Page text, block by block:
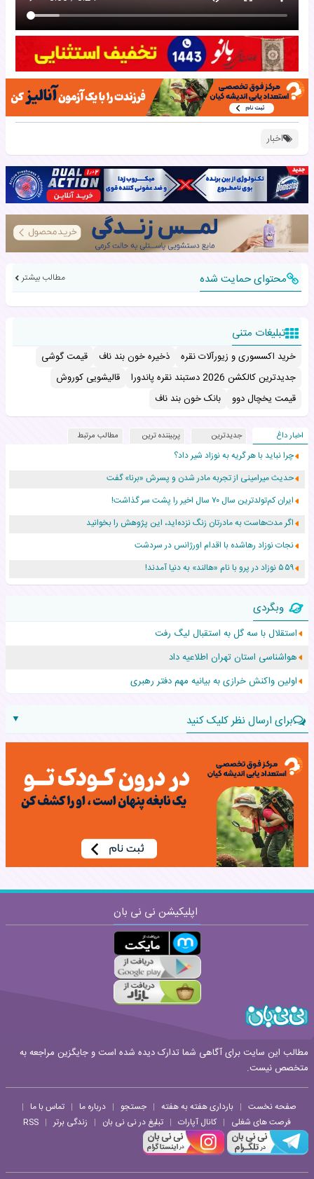
اخبار
محتوای حمایت شده مطالب بیشتر
تبلیغات متنی
خرید اکسسوری و زیورآلات نقره ذخیره خون بند ناف
قیمت گوشی
جدیدترین کالکشن 2026 دستبند نقره پاندورا
قالیشویی کوروش
قیمت یخچال دوو
بانک خون بند ناف
اخبار داغ جدیدترین پربیننده ترین مطالب مرتبط
چرا نباید با هر گریه به نوزاد شیر داد؟
حدیث میرامینی از تجربه مادر شدن و پسرش «برنا» گفت
ایران کم‌تولدترین سال ۷۰ سال اخیر را پشت سر گذاشت!
اگر مدت‌هاست به مادرتان زنگ نزده‌اید، این پژوهش را بخوانید
نجات نوزاد رهاشده با اقدام اورژانس در سردشت
۵۵۹ نوزاد در پرو با نام «هالند» به دنیا آمدند!
زن ۲۴ ساله پس از درمان سرطان رحم، مادر شد
افزایش قد این دختر، چند میلیون دلار برای پدرش خرج داشته
حرکت غیرقانونی یک پرستار، جان دوقلوها را نجات داد!
عجیب‌ترین تولد در ۵/۵/۵ امسال که همه را شوکه کرد!
وبگردی
استقلال با سه گل به استقبال لیگ رفت
هواشناسی استان تهران اطلاعیه داد
اولین واکنش خرازی به بیانیه مهم دفتر رهبری
برای ارسال نظر کلیک کنید
▼
نام:
نظر:
اپلیکیشن نی نی بان
مطالب این سایت برای آگاهی شما تدارک دیده شده است و جایگزین مراجعه به
متخصص نیست.
صفحه نخست | بارداری هفته به هفته | جستجو | درباره ما | تماس با ما |
فرصت های شغلی | کانال آپارات | تبلیغ در نی نی بان | زندگی برتر |
RSS